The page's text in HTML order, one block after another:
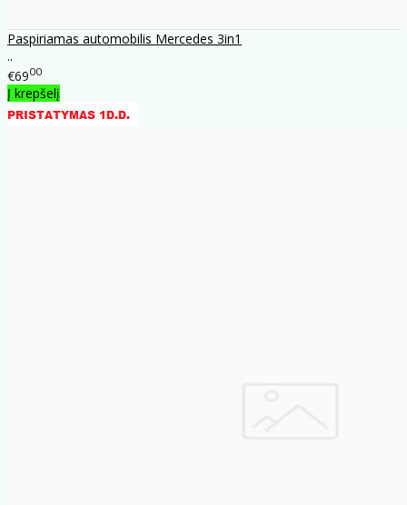
Paspiriamas automobilis Mercedes 3in1
..
€6900
Į krepšelį